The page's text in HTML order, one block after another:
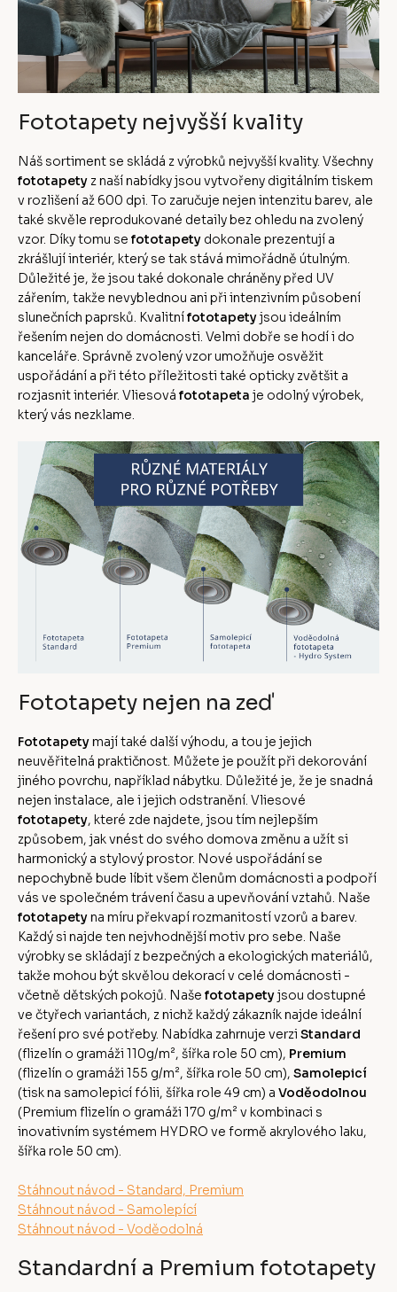
Fototapety nejvyšší kvality
Náš sortiment se skládá z výrobků nejvyšší kvality. Všechny
fototapety z naší nabídky jsou vytvořeny digitálním tiskem
v rozlišení až 600 dpi. To zaručuje nejen intenzitu barev, ale
také skvěle reprodukované detaily bez ohledu na zvolený
vzor. Díky tomu se fototapety dokonale prezentují a
zkrášlují interiér, který se tak stává mimořádně útulným.
Důležité je, že jsou také dokonale chráněny před UV
zářením, takže nevyblednou ani při intenzivním působení
slunečních paprsků. Kvalitnífototapetyjsou ideálním
řešením nejen do domácnosti. Velmi dobře se hodí i do
kanceláře. Správně zvolený vzor umožňuje osvěžit
uspořádání a při této příležitosti také opticky zvětšit a
rozjasnit interiér. Vliesová fototapeta je odolný výrobek,
který vás nezklame.
Fototapety nejen na zeď
Fototapetymají také další výhodu, a tou je jejich
neuvěřitelná praktičnost. Můžete je použít při dekorování
jiného povrchu, například nábytku. Důležité je, že je snadná
nejen instalace, ale i jejich odstranění. Vliesové
fototapety, které zde najdete, jsou tím nejlepším
způsobem, jak vnést do svého domova změnu a užít si
harmonický a stylový prostor. Nové uspořádání se
nepochybně bude líbit všem členům domácnosti a podpoří
vás ve společném trávení času a upevňování vztahů. Naše
fototapetyna míru překvapí rozmanitostí vzorů a barev.
Každý si najde ten nejvhodnější motiv pro sebe. Naše
výrobky se skládají z bezpečných a ekologických materiálů,
takže mohou být skvělou dekorací v celé domácnosti -
včetně dětských pokojů. Naše fototapetyjsou dostupné
ve čtyřech variantách, z nichž každý zákazník najde ideální
řešení pro své potřeby. Nabídka zahrnuje verzi Standard
(flizelín o gramáži 110g/m², šířka role 50 cm), Premium
(flizelín o gramáži 155 g/m², šířka role 50 cm), Samolepicí
(tisk na samolepicí fólii, šířka role 49 cm) a Voděodolnou
(Premium flizelín o gramáži 170 g/m² v kombinaci s
inovativním systémem HYDRO ve formě akrylového laku,
šířka role 50 cm).
Stáhnout návod - Standard, Premium
Stáhnout návod - Samolepící
Stáhnout návod - Voděodolná
Standardní a Premium fototapety